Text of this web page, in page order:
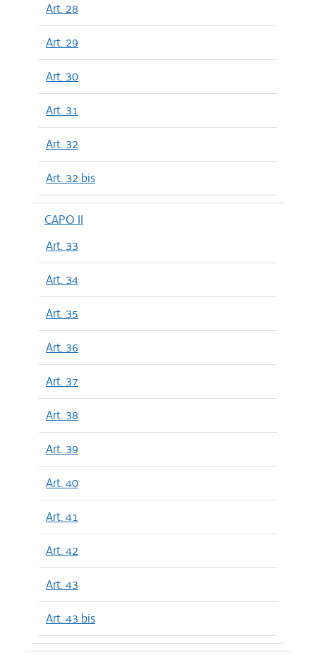
Art. 28
Art. 29
Art. 30
Art. 31
Art. 32
Art. 32 bis
CAPO II
Art. 33
Art. 34
Art. 35
Art. 36
Art. 37
Art. 38
Art. 39
Art. 40
Art. 41
Art. 42
Art. 43
Art. 43 bis